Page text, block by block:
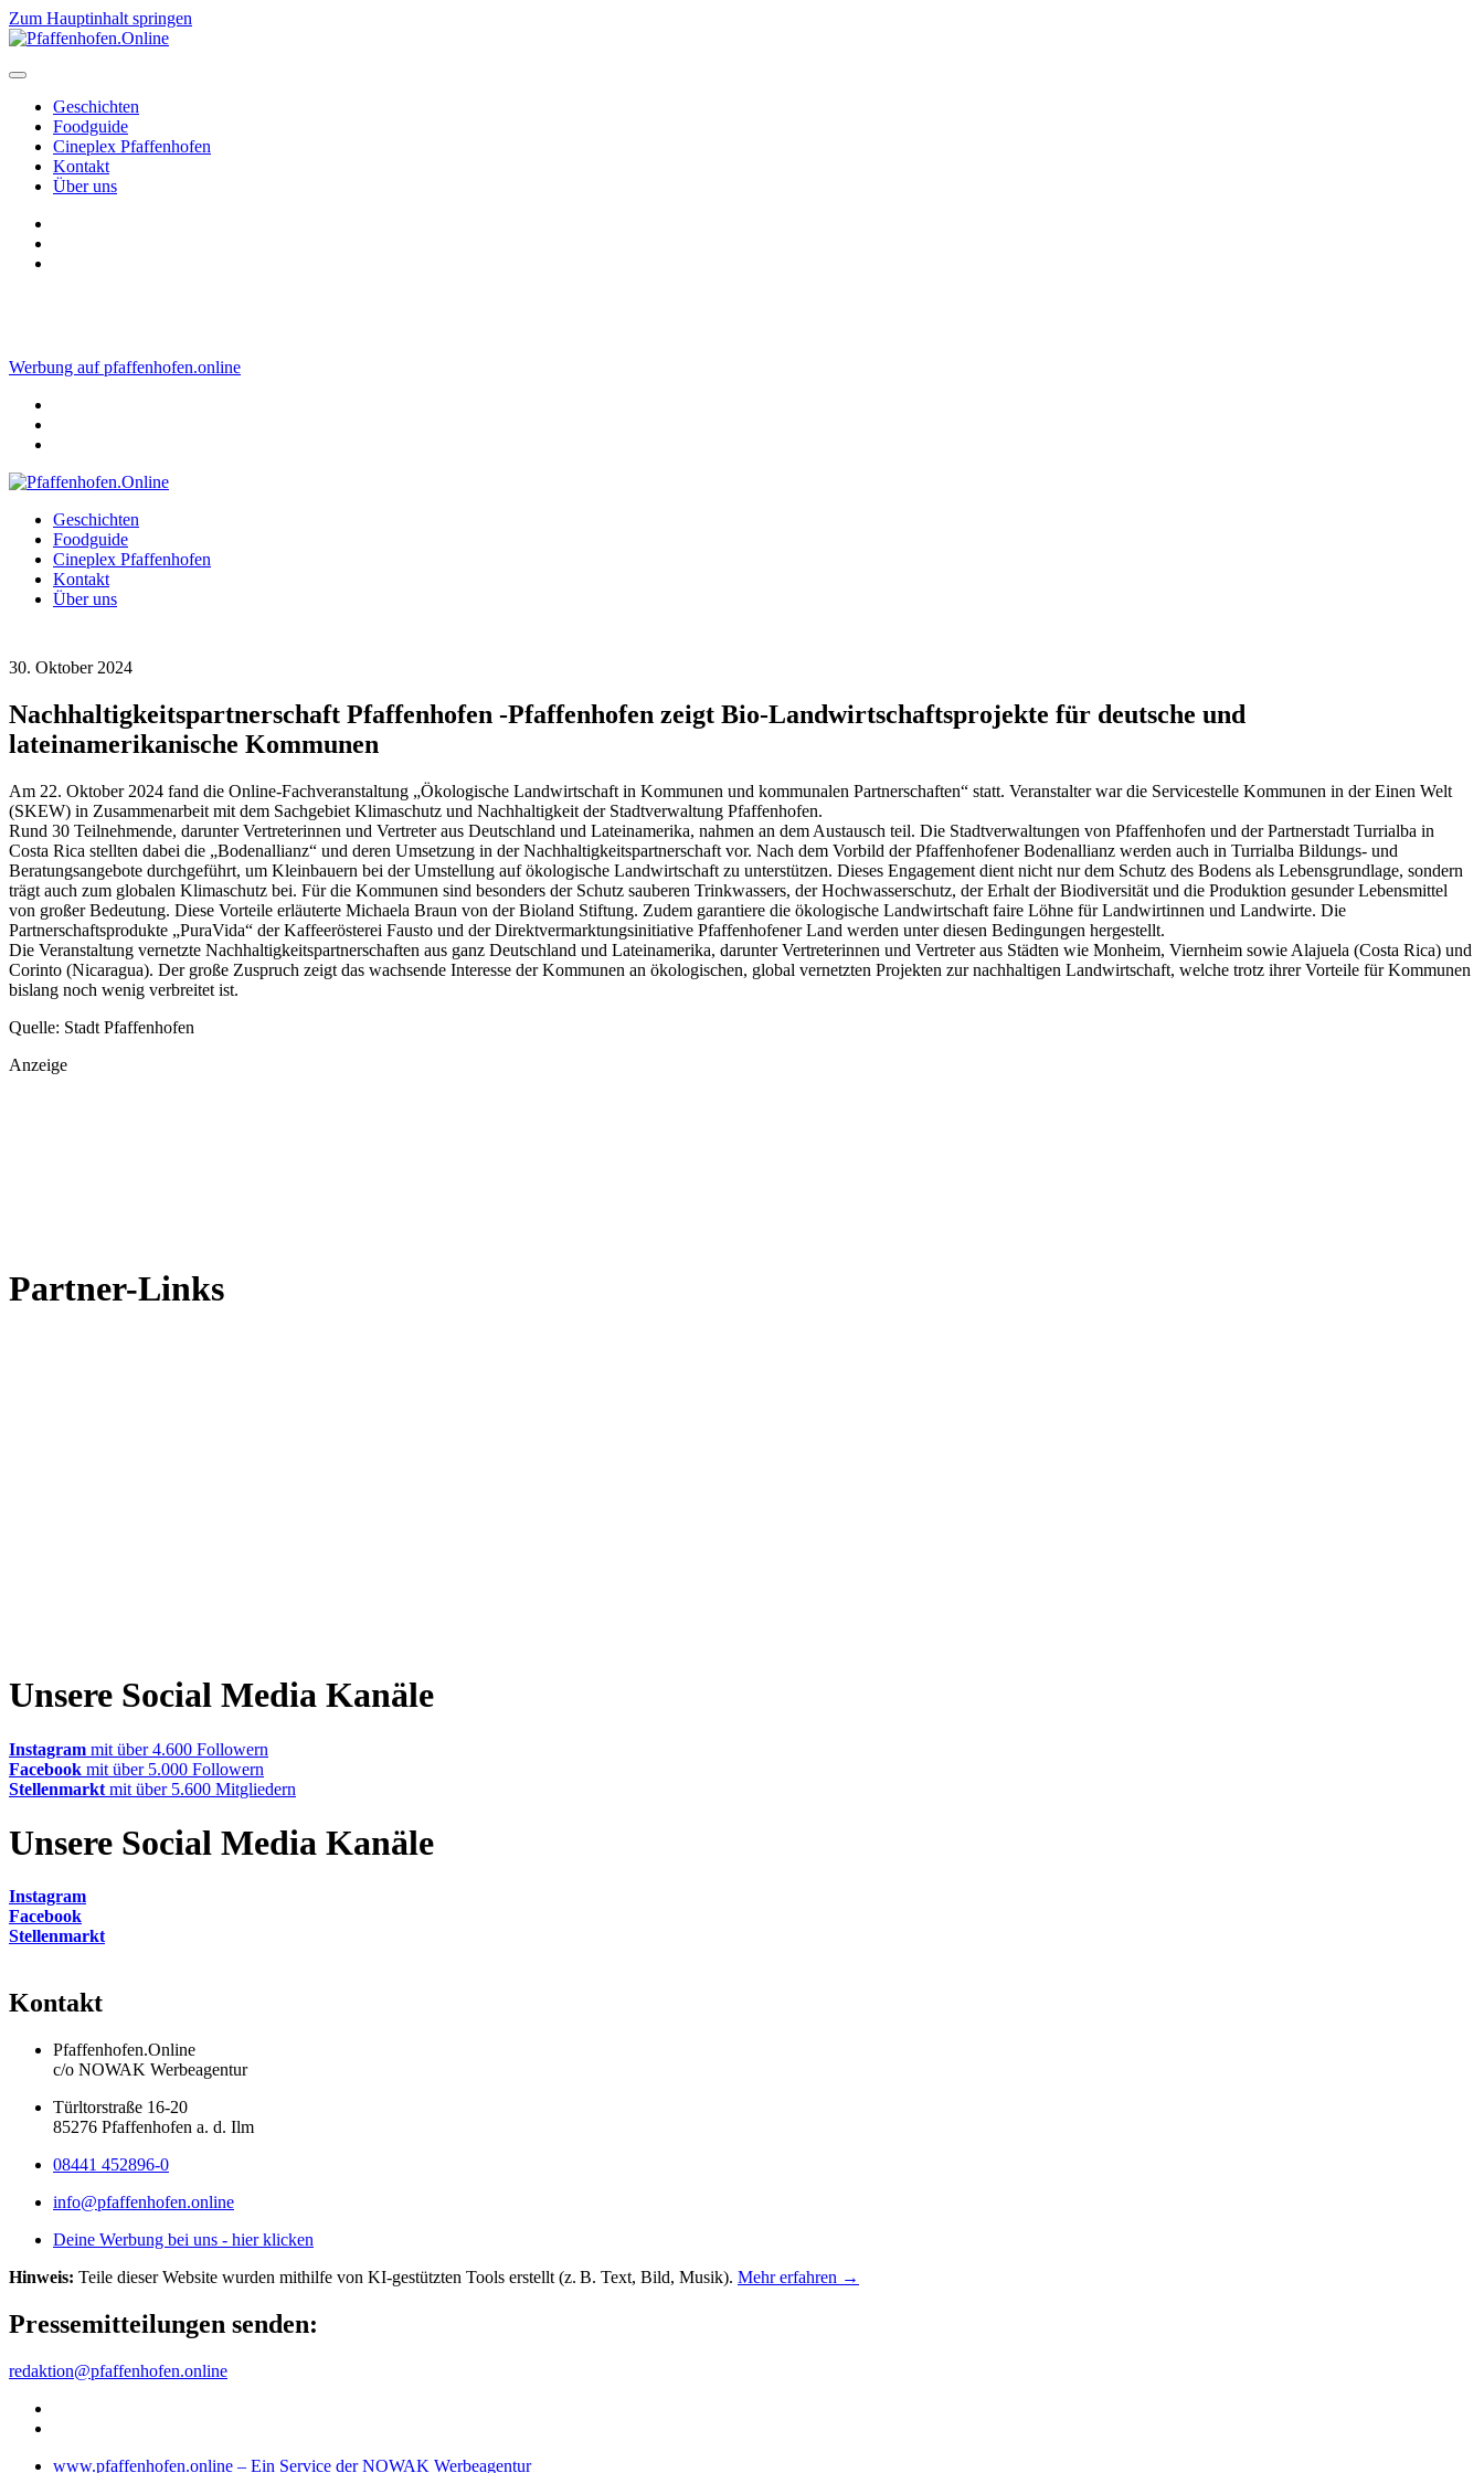
Zum Hauptinhalt springen
Geschichten
Foodguide
Cineplex Pfaffenhofen
Kontakt
Über uns
Werbung auf pfaffenhofen.online
Geschichten
Foodguide
Cineplex Pfaffenhofen
Kontakt
Über uns
30. Oktober 2024
Nachhaltigkeitspartnerschaft Pfaffenhofen -Pfaffenhofen zeigt Bio-Landwirtschaftsprojekte für deutsche und
lateinamerikanische Kommunen
Am 22. Oktober 2024 fand die Online-Fachveranstaltung „Ökologische Landwirtschaft in Kommunen und kommunalen Partnerschaften“ statt. Veranstalter war die Servicestelle Kommunen in der Einen Welt
(SKEW) in Zusammenarbeit mit dem Sachgebiet Klimaschutz und Nachhaltigkeit der Stadtverwaltung Pfaffenhofen.
Rund 30 Teilnehmende, darunter Vertreterinnen und Vertreter aus Deutschland und Lateinamerika, nahmen an dem Austausch teil. Die Stadtverwaltungen von Pfaffenhofen und der Partnerstadt Turrialba in
Costa Rica stellten dabei die „Bodenallianz“ und deren Umsetzung in der Nachhaltigkeitspartnerschaft vor. Nach dem Vorbild der Pfaffenhofener Bodenallianz werden auch in Turrialba Bildungs- und
Beratungsangebote durchgeführt, um Kleinbauern bei der Umstellung auf ökologische Landwirtschaft zu unterstützen. Dieses Engagement dient nicht nur dem Schutz des Bodens als Lebensgrundlage, sondern
trägt auch zum globalen Klimaschutz bei. Für die Kommunen sind besonders der Schutz sauberen Trinkwassers, der Hochwasserschutz, der Erhalt der Biodiversität und die Produktion gesunder Lebensmittel
von großer Bedeutung. Diese Vorteile erläuterte Michaela Braun von der Bioland Stiftung. Zudem garantiere die ökologische Landwirtschaft faire Löhne für Landwirtinnen und Landwirte. Die
Partnerschaftsprodukte „PuraVida“ der Kaffeerösterei Fausto und der Direktvermarktungsinitiative Pfaffenhofener Land werden unter diesen Bedingungen hergestellt.
Die Veranstaltung vernetzte Nachhaltigkeitspartnerschaften aus ganz Deutschland und Lateinamerika, darunter Vertreterinnen und Vertreter aus Städten wie Monheim, Viernheim sowie Alajuela (Costa Rica) und
Corinto (Nicaragua). Der große Zuspruch zeigt das wachsende Interesse der Kommunen an ökologischen, global vernetzten Projekten zur nachhaltigen Landwirtschaft, welche trotz ihrer Vorteile für Kommunen
bislang noch wenig verbreitet ist.
Quelle: Stadt Pfaffenhofen
Anzeige
Partner-Links
Unsere Social Media Kanäle
Instagram mit über 4.600 Followern
Facebook mit über 5.000 Followern
Stellenmarkt mit über 5.600 Mitgliedern
Unsere Social Media Kanäle
Instagram
Facebook
Stellenmarkt
Kontakt
Pfaffenhofen.Online
c/o NOWAK Werbeagentur
Türltorstraße 16-20
85276 Pfaffenhofen a. d. Ilm
08441 452896-0
info@pfaffenhofen.online
Deine Werbung bei uns - hier klicken
Hinweis: Teile dieser Website wurden mithilfe von KI-gestützten Tools erstellt (z. B. Text, Bild, Musik). Mehr erfahren →
Pressemitteilungen senden:
redaktion@pfaffenhofen.online
www.pfaffenhofen.online – Ein Service der NOWAK Werbeagentur